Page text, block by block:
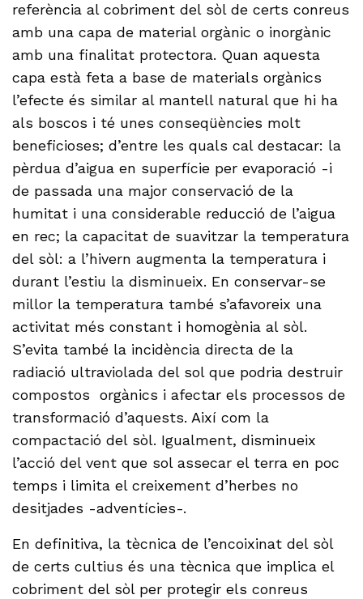
referència al cobriment del sòl de certs conreus
amb una capa de material orgànic o inorgànic
amb una finalitat protectora. Quan aquesta
capa està feta a base de materials orgànics
l’efecte és similar al mantell natural que hi ha
als boscos i té unes conseqüències molt
beneficioses; d’entre les quals cal destacar: la
pèrdua d’aigua en superfície per evaporació -i
de passada una major conservació de la
humitat i una considerable reducció de l’aigua
en rec; la capacitat de suavitzar la temperatura
del sòl: a l’hivern augmenta la temperatura i
durant l’estiu la disminueix. En conservar-se
millor la temperatura també s’afavoreix una
activitat més constant i homogènia al sòl.
S’evita també la incidència directa de la
radiació ultraviolada del sol que podria destruir
compostos orgànics i afectar els processos de
transformació d’aquests. Així com la
compactació del sòl. Igualment, disminueix
l’acció del vent que sol assecar el terra en poc
temps i limita el creixement d’herbes no
desitjades -adventícies-.
En definitiva, la tècnica de l’encoixinat del sòl
de certs cultius és una tècnica que implica el
cobriment del sòl per protegir els conreus